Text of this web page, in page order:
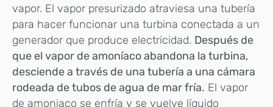
vapor. El vapor presurizado atraviesa una tubería
para hacer funcionar una turbina conectada a un
generador que produce electricidad. Después de
que el vapor de amoníaco abandona la turbina,
desciende a través de una tubería a una cámara
rodeada de tubos de agua de mar fría. El vapor
de amoniaco se enfría y se vuelve líquido